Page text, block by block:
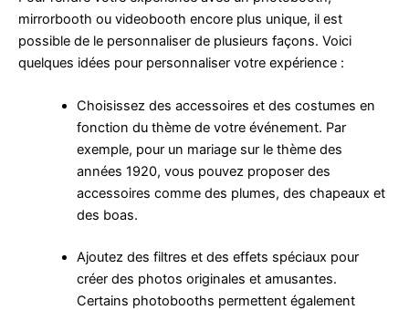
mirrorbooth ou videobooth encore plus unique, il est
possible de le personnaliser de plusieurs façons. Voici
quelques idées pour personnaliser votre expérience :
Choisissez des accessoires et des costumes en
fonction du thème de votre événement. Par
exemple, pour un mariage sur le thème des
années 1920, vous pouvez proposer des
accessoires comme des plumes, des chapeaux et
des boas.
Ajoutez des filtres et des effets spéciaux pour
créer des photos originales et amusantes.
Certains photobooths permettent également